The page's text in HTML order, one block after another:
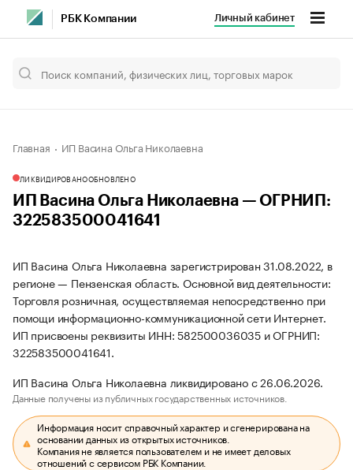
РБК Компании Личный кабинет
Главная ИП Васина Ольга Николаевна
ЛИКВИДИРОВАНООБНОВЛЕНО
ИП Васина Ольга Николаевна — ОГРНИП:
322583500041641
ИП Васина Ольга Николаевна зарегистрирован 31.08.2022, в
регионе — Пензенская область. Основной вид деятельности:
Торговля розничная, осуществляемая непосредственно при
помощи информационно-коммуникационной сети Интернет.
ИП присвоены реквизиты ИНН: 582500036035 и ОГРНИП:
322583500041641.
ИП Васина Ольга Николаевна ликвидировано с 26.06.2026.
Данные получены из публичных государственных источников.
Информация носит справочный характер и сгенерирована на
основании данных из открытых источников.
Компания не является пользователем и не имеет деловых
отношений с сервисом РБК Компании.